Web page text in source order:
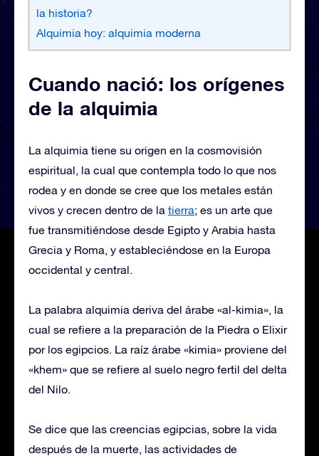
la historia?
Alquimia hoy: alquimia moderna
Cuando nació: los orígenes
de la alquimia
La alquimia tiene su origen en la cosmovisión
espiritual, la cual que contempla todo lo que nos
rodea y en donde se cree que los metales están
vivos y crecen dentro de la tierra; es un arte que
fue transmitiéndose desde Egipto y Arabia hasta
Grecia y Roma, y ​​estableciéndose en la Europa
occidental y central.
La palabra alquimia deriva del árabe «al-kimia», la
cual se refiere a la preparación de la Piedra o Elixir
por los egipcios. La raíz árabe «kimia» proviene del
«khem» que se refiere al suelo negro fertil del delta
del Nilo.
Se dice que las creencias egipcias, sobre la vida
después de la muerte, las actividades de